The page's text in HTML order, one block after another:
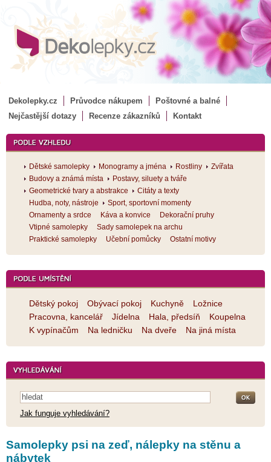
Dekolepky.cz Průvodce nákupem
Poštovné a balné
Nejčastější dotazy
Recenze zákazníků Kontakt
Dětské samolepky Monogramy a jména Rostliny
Zvířata
Budovy a známá místa
Postavy, siluety a tváře
Geometrické tvary a abstrakce
Citáty a texty
Hudba, noty, nástroje
Sport, sportovní momenty
Ornamenty a srdce
Káva a konvice
Dekorační pruhy
Vtipné samolepky
Sady samolepek na archu
Praktické samolepky
Učební pomůcky Ostatní motivy
Dětský pokoj Obývací pokoj Kuchyně
Ložnice
Pracovna, kancelář
Jídelna Hala, předsíň
Koupelna
K vypínačům
Na ledničku Na dveře Na jiná místa
Jak funguje vyhledávání?
Samolepky psi na zeď, nálepky na stěnu a
nábytek